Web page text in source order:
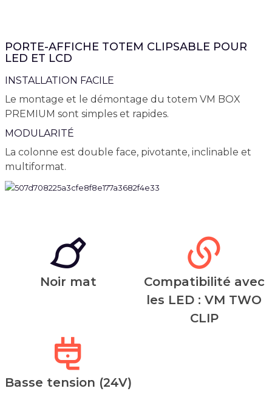
PORTE-AFFICHE TOTEM CLIPSABLE POUR
LED ET LCD
INSTALLATION FACILE
Le montage et le démontage du totem VM BOX
PREMIUM sont simples et rapides.
MODULARITÉ
La colonne est double face, pivotante, inclinable et
multiformat.
Noir mat
Compatibilité avec
les LED : VM TWO
CLIP
Basse tension (24V)